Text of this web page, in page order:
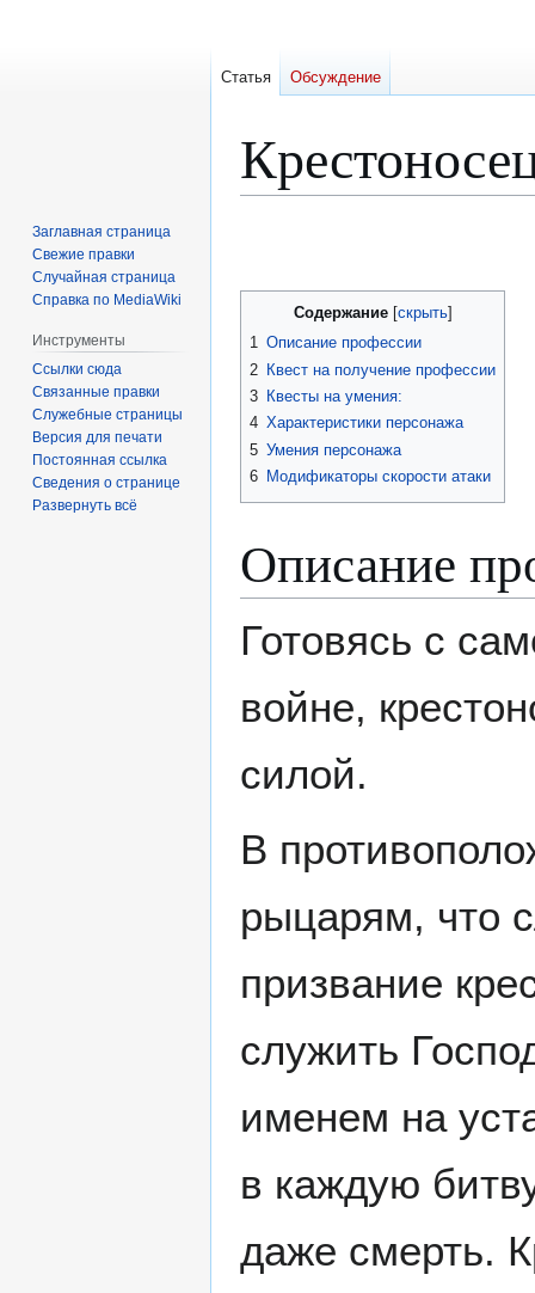
Содержание
1 Описание профессии
2 Квест на получение профессии
3 Квесты на умения:
4 Характеристики персонажа
5 Умения персонажа
6 Модификаторы скорости атаки
Описание
Готовясь с
войне,
силой.
В
рыцарям, что
призвание
служить
именем на
в каждую
даже смерть.
Статья Обсуждение
Заглавная страница
Свежие правки
Случайная страница
Справка по MediaWiki
Инструменты
Ссылки сюда
Связанные правки
Служебные страницы
Версия для печати
Постоянная ссылка
Сведения о странице
Развернуть всё